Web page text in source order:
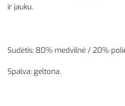
ir jauku.
Sudėtis: 80% medvilnė / 20%
Spalva: geltona.